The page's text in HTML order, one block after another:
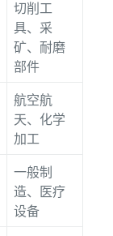
切削工
具、采
矿、耐磨
部件
航空航
天、化学
加工
一般制
造、医疗
设备